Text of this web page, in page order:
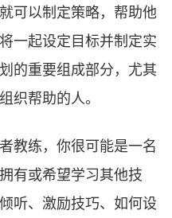
可以制定策略，帮助他
一起设定目标并制定实
的重要组成部分，尤其
织帮助的人。
教练，你很可能是一名
有或希望学习其他技
听、激励技巧、如何设